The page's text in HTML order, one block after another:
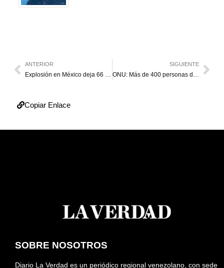
ANTERIOR
Explosión en México deja 66 fallecidos y más de 76 heridos
SIGUIENTE
ONU: Más de 400 personas desplazadas en Catatumbo
Copiar Enlace
SOBRE NOSOTROS
Diario La Verdad es un periódico regional venezolano, con sede